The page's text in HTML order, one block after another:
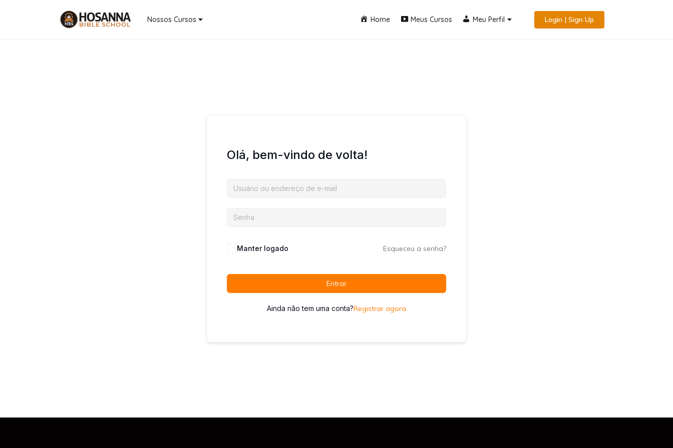
Nossos Cursos Home Meus Cursos Meu Perfil Login | Sign Up
Olá, bem-vindo de volta!
Manter logado Esqueceu a senha?
Entrar
Ainda não tem uma conta?Registrar agora